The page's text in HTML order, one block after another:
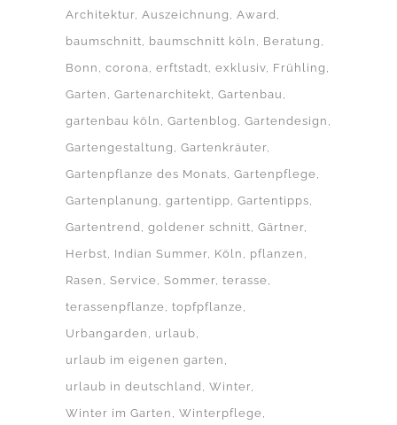
Architektur Auszeichnung
Award
baumschnitt
baumschnitt köln
Beratung
Bonn
corona erftstadt exklusiv Frühling
Garten
Gartenarchitekt Gartenbau
gartenbau köln
Gartenblog
Gartendesign
Gartengestaltung
Gartenkräuter
Gartenpflanze des Monats Gartenpflege
Gartenplanung
gartentipp Gartentipps
Gartentrend goldener schnitt Gärtner
Herbst
Indian Summer Köln
pflanzen
Rasen
Service Sommer terasse
terassenpflanze topfpflanze
Urbangarden
urlaub
urlaub im eigenen garten
urlaub in deutschland Winter
Winter im Garten
Winterpflege